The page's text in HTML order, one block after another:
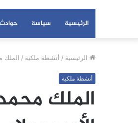
الرئيسية سياسة حوادث
الرئيسية / أنشطة ملكية / الملك
أنشطة ملكية
الملك